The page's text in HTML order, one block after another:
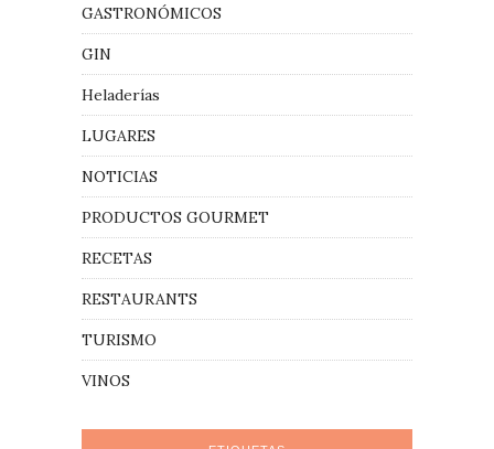
GASTRONÓMICOS
GIN
Heladerías
LUGARES
NOTICIAS
PRODUCTOS GOURMET
RECETAS
RESTAURANTS
TURISMO
VINOS